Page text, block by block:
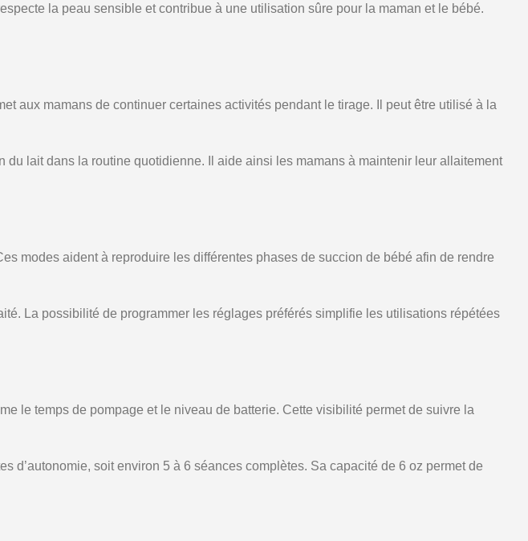
la peau sensible et contribue à une utilisation sûre pour la maman et le bébé.
aux mamans de continuer certaines activités pendant le tirage. Il peut être utilisé à la
du lait dans la routine quotidienne. Il aide ainsi les mamans à maintenir leur allaitement
modes aident à reproduire les différentes phases de succion de bébé afin de rendre
La possibilité de programmer les réglages préférés simplifie les utilisations répétées
le temps de pompage et le niveau de batterie. Cette visibilité permet de suivre la
d’autonomie, soit environ 5 à 6 séances complètes. Sa capacité de 6 oz permet de